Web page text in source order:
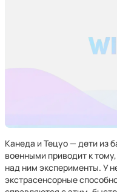
Канеда и Тецуо — дети из
военными приводит к
над ним эксперименты. У
экстрасенсорные